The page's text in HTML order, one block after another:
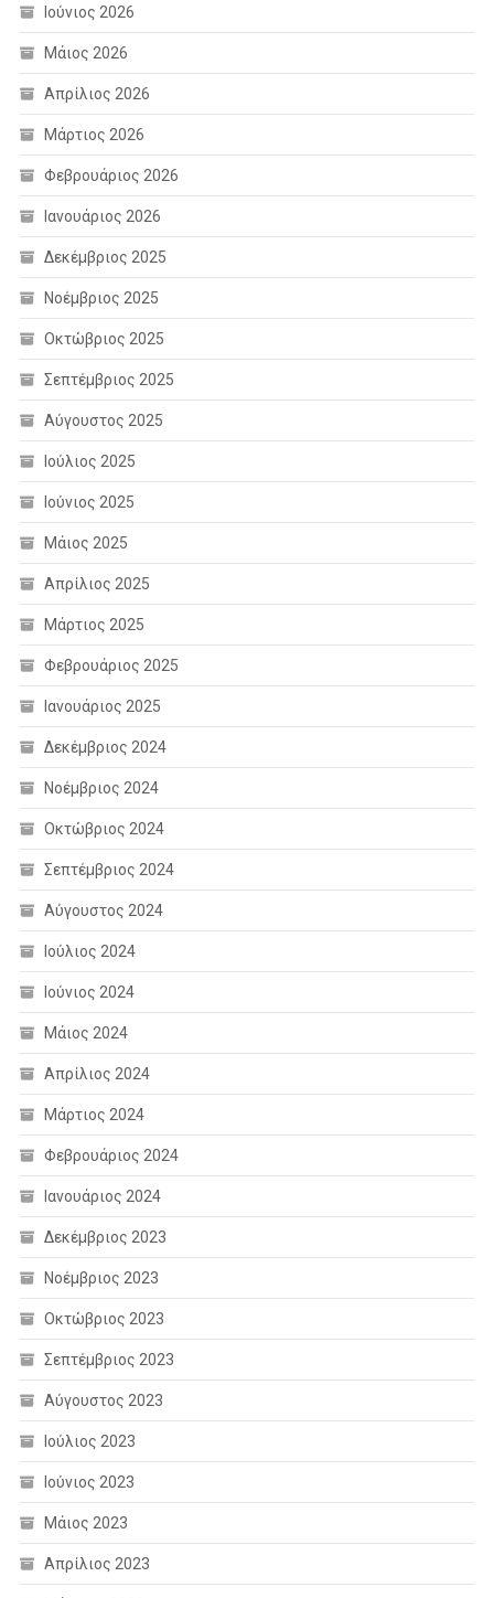
Ιούνιος 2026
Μάιος 2026
Απρίλιος 2026
Μάρτιος 2026
Φεβρουάριος 2026
Ιανουάριος 2026
Δεκέμβριος 2025
Νοέμβριος 2025
Οκτώβριος 2025
Σεπτέμβριος 2025
Αύγουστος 2025
Ιούλιος 2025
Ιούνιος 2025
Μάιος 2025
Απρίλιος 2025
Μάρτιος 2025
Φεβρουάριος 2025
Ιανουάριος 2025
Δεκέμβριος 2024
Νοέμβριος 2024
Οκτώβριος 2024
Σεπτέμβριος 2024
Αύγουστος 2024
Ιούλιος 2024
Ιούνιος 2024
Μάιος 2024
Απρίλιος 2024
Μάρτιος 2024
Φεβρουάριος 2024
Ιανουάριος 2024
Δεκέμβριος 2023
Νοέμβριος 2023
Οκτώβριος 2023
Σεπτέμβριος 2023
Αύγουστος 2023
Ιούλιος 2023
Ιούνιος 2023
Μάιος 2023
Απρίλιος 2023